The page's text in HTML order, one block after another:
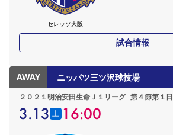
セレッソ大阪
試合情報
AWAY ニッパツ三ツ沢球技場
２０２１明治安田生命Ｊ１リーグ 第４節第１日
3.13 土 16:00